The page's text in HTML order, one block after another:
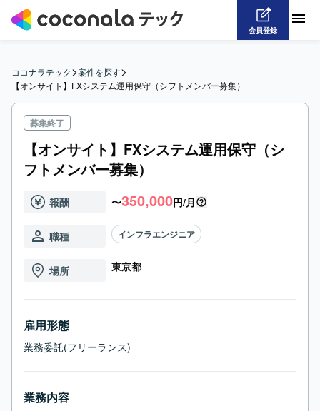
会員登録
ココナラテック>案件を探す>
【オンサイト】FXシステム運用保守（シフトメンバー募集）
募集終了
【オンサイト】FXシステム運用保守（シ
フトメンバー募集）
報酬 〜350,000円/月
職種 インフラエンジニア
場所 東京都
雇用形態
業務委託(フリーランス)
業務内容